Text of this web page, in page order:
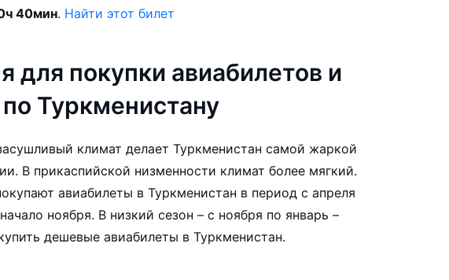
40мин. Найти этот билет
для покупки авиабилетов и
Туркменистану
климат делает Туркменистан самой жаркой
В прикаспийской низменности климат более мягкий.
авиабилеты в Туркменистан в период с апреля
ноября. В низкий сезон – с ноября по январь –
дешевые авиабилеты в Туркменистан.